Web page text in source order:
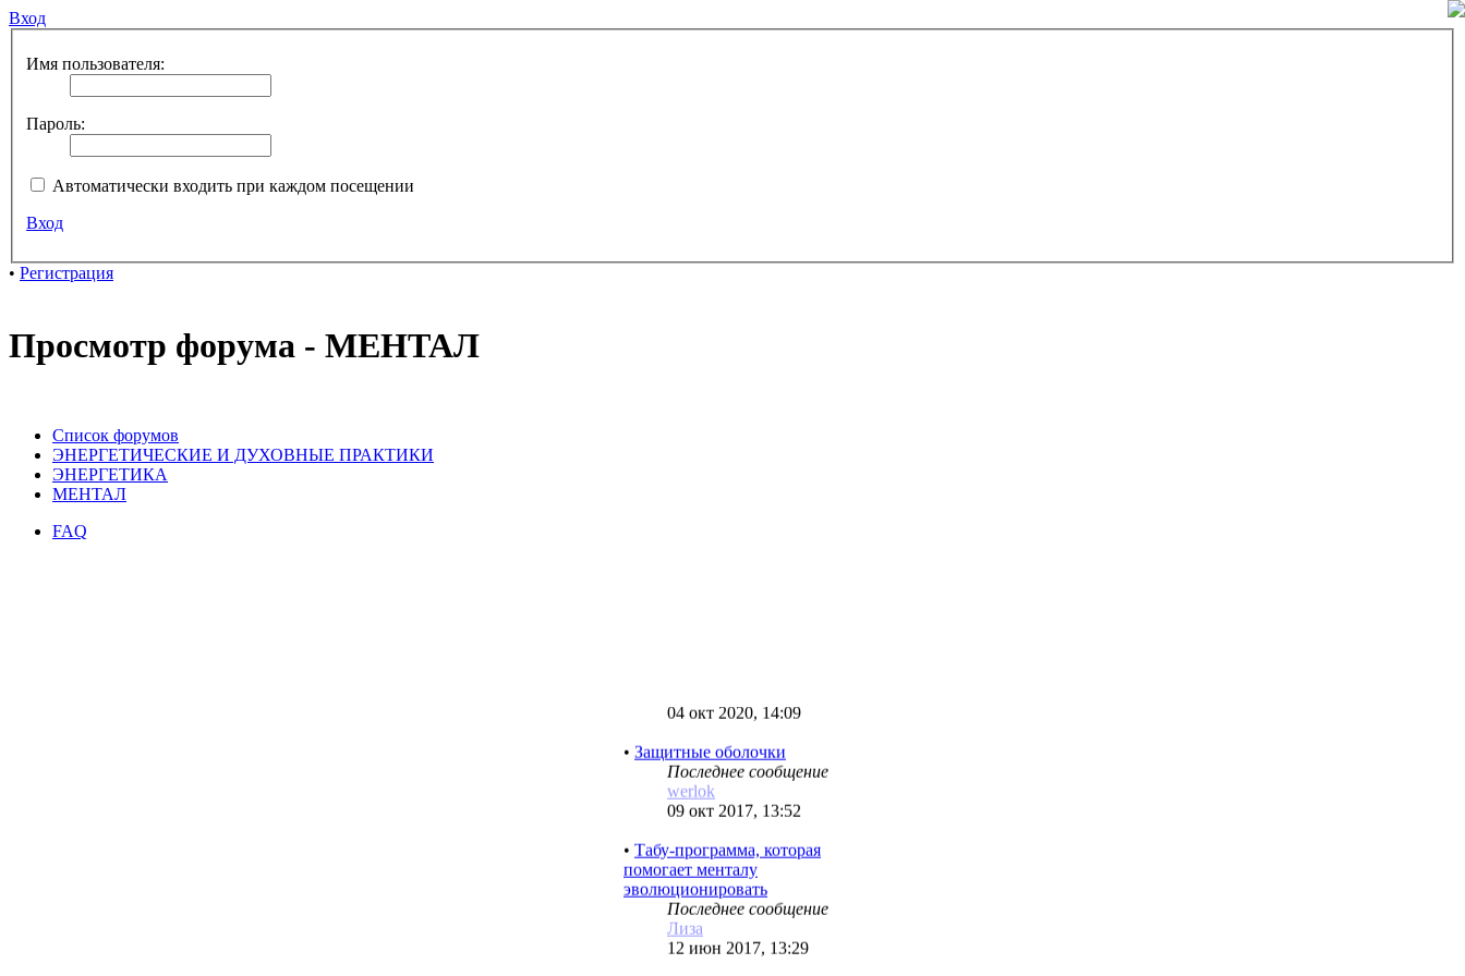
Вход
Имя пользователя:
Пароль:
Автоматически входить при каждом посещении
Вход
• Регистрация
Просмотр форума - МЕНТАЛ
Список форумов
ЭНЕРГЕТИЧЕСКИЕ И ДУХОВНЫЕ ПРАКТИКИ
ЭНЕРГЕТИКА
МЕНТАЛ
FAQ
Защитные оболочки
Последнее сообщение
werlok
09 окт 2017, 13:52
Табу-программа, которая
помогает менталу
эволюционировать
Последнее сообщение
Лиза
12 июн 2017, 13:29
Ментал – это верный слуга